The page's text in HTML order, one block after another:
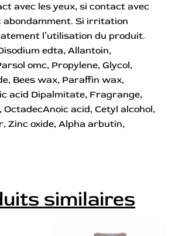
avec les yeux, si contact avec
abondamment. Si irritation
l’utilisation du produit.
edta, Allantoin,
omc, Propylene, Glycol,
Bees wax, Paraffin wax,
acid Dipalmitate, Fragrange,
acid, Cetyl alcohol,
Zinc oxide, Alpha arbutin,
similaires